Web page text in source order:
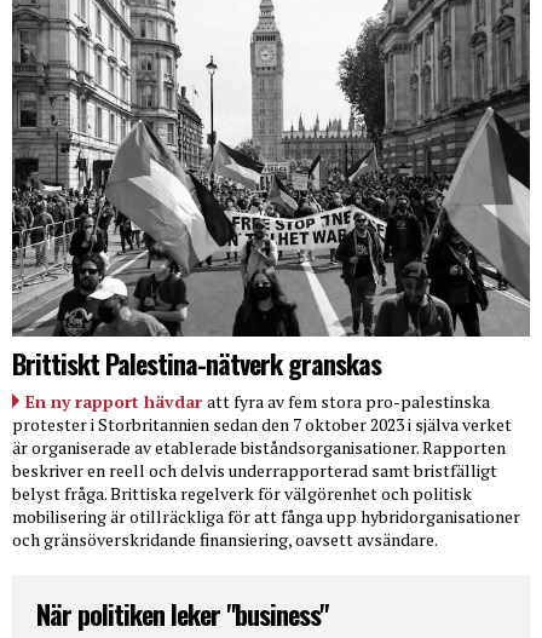
Brittiskt Palestina-nätverk granskas
En ny rapport hävdar att fyra av fem stora pro-palestinska
protester i Storbritannien sedan den 7 oktober 2023 i själva verket
är organiserade av etablerade biståndsorganisationer. Rapporten
beskriver en reell och delvis underrapporterad samt bristfälligt
belyst fråga. Brittiska regelverk för välgörenhet och politisk
mobilisering är otillräckliga för att fånga upp hybridorganisationer
och gränsöverskridande finansiering, oavsett avsändare.
När politiken leker "business"